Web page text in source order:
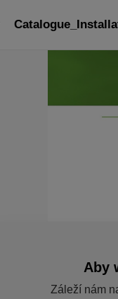
Aby
Záleží nám